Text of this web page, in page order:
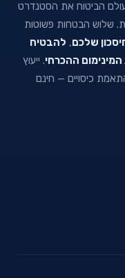
הביטוח את הסטנדרט
שלוש הבטחות פשוטות
שלכם, להבטיח
ההכרחי. ייעוץ
כיסויים — חינם